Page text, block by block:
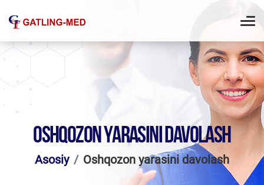
OSHQOZON YARASINI DAVOLASH
Asosiy Oshqozon yarasini davolash